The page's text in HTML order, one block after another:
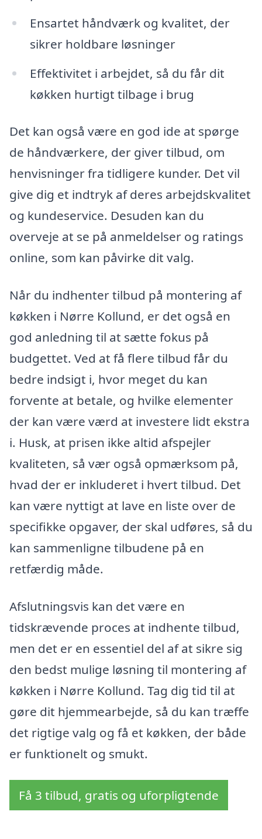
Ensartet håndværk og kvalitet, der
sikrer holdbare løsninger
Effektivitet i arbejdet, så du får dit
køkken hurtigt tilbage i brug
Det kan også være en god ide at spørge
de håndværkere, der giver tilbud, om
henvisninger fra tidligere kunder. Det vil
give dig et indtryk af deres arbejdskvalitet
og kundeservice. Desuden kan du
overveje at se på anmeldelser og ratings
online, som kan påvirke dit valg.
Når du indhenter tilbud på montering af
køkken i Nørre Kollund, er det også en
god anledning til at sætte fokus på
budgettet. Ved at få flere tilbud får du
bedre indsigt i, hvor meget du kan
forvente at betale, og hvilke elementer
der kan være værd at investere lidt ekstra
i. Husk, at prisen ikke altid afspejler
kvaliteten, så vær også opmærksom på,
hvad der er inkluderet i hvert tilbud. Det
kan være nyttigt at lave en liste over de
specifikke opgaver, der skal udføres, så du
kan sammenligne tilbudene på en
retfærdig måde.
Afslutningsvis kan det være en
tidskrævende proces at indhente tilbud,
men det er en essentiel del af at sikre sig
den bedst mulige løsning til montering af
køkken i Nørre Kollund. Tag dig tid til at
gøre dit hjemmearbejde, så du kan træffe
det rigtige valg og få et køkken, der både
er funktionelt og smukt.
Få 3 tilbud, gratis og uforpligtende